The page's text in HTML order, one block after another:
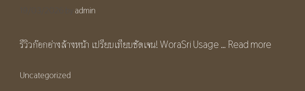
by admin
รีวิวก๊อกอ่างล้างหน้า เปรียบเทียบชัดเจน! WoraSri Usage … Read more
Categories
Uncategorized